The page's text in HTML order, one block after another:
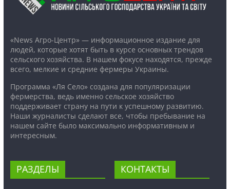
«News Агро-Центр» — информационное издание для
людей, которые хотят быть в курсе основных трендов
сельского хозяйства. В нашем фокусе находятся, прежде
всего, мелкие и средние фермеры Украины.
Программа «Ля Село» создана для популяризации
фермерства, ведь именно сельское хозяйство
поддерживает страну на пути к успешному развитию.
Наши журналисты сделают все, чтобы пребывание на
нашем сайте было максимально информативным и
интересным.
РАЗДЕЛЫ КОНТАКТЫ